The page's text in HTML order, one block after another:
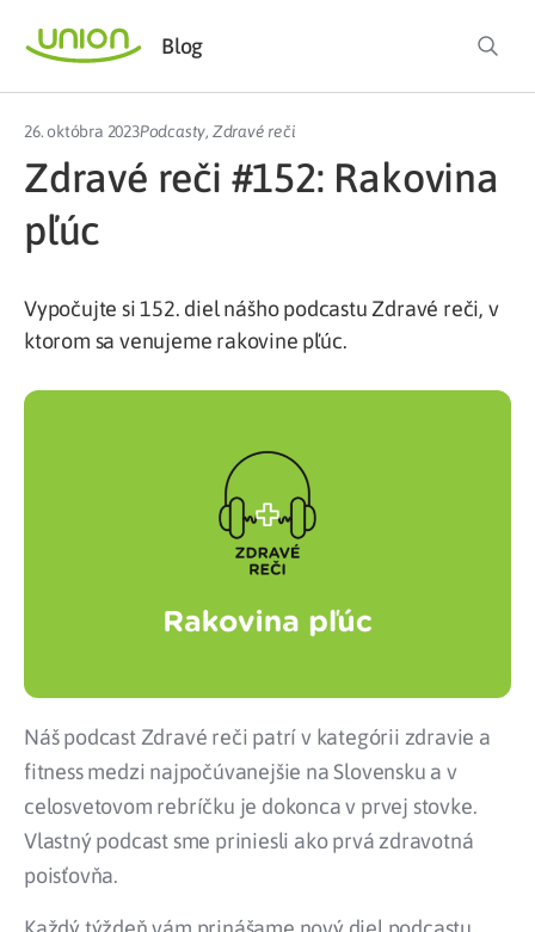
Blog
26. októbra 2023Podcasty, Zdravé reči
Zdravé reči #152: Rakovina
pľúc
Vypočujte si 152. diel nášho podcastu Zdravé reči, v
ktorom sa venujeme rakovine pľúc.
Náš podcast Zdravé reči patrí v kategórii zdravie a
fitness medzi najpočúvanejšie na Slovensku a v
celosvetovom rebríčku je dokonca v prvej stovke.
Vlastný podcast sme priniesli ako prvá zdravotná
poisťovňa.